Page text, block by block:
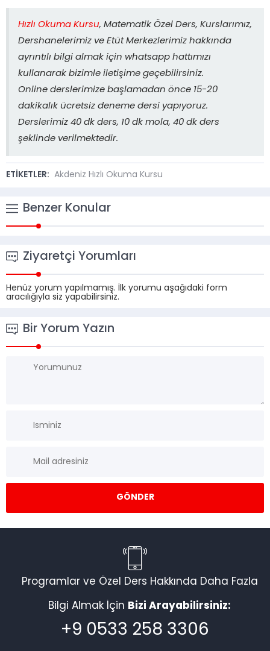
Hızlı Okuma Kursu, Matematik Özel Ders, Kurslarımız,
Dershanelerimiz ve Etüt Merkezlerimiz hakkında
ayrıntılı bilgi almak için whatsapp hattımızı
kullanarak bizimle iletişime geçebilirsiniz.
Online derslerimize başlamadan önce 15-20
dakikalık ücretsiz deneme dersi yapıyoruz.
Derslerimiz 40 dk ders, 10 dk mola, 40 dk ders
şeklinde verilmektedir.
ETİKETLER: Akdeniz Hızlı Okuma Kursu
Benzer Konular
Ziyaretçi Yorumları
Henüz yorum yapılmamış. İlk yorumu aşağıdaki form
aracılığıyla siz yapabilirsiniz.
Bir Yorum Yazın
Programlar ve Özel Ders Hakkında Daha Fazla
Bilgi Almak İçin Bizi Arayabilirsiniz:
+9 0533 258 3306